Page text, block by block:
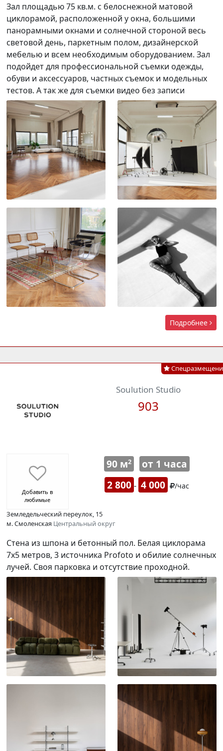
Зал площадью 75 кв.м. с белоснежной матовой
циклорамой, расположенной у окна, большими
панорамными окнами и солнечной стороной весь
световой день, паркетным полом, дизайнерской
мебелью и всем необходимым оборудованием. Зал
подойдет для профессиональной съемки одежды,
обуви и аксессуаров, частных съемок и модельных
тестов. А так же для съемки видео без записи
Подробнее
Soulution Studio
903
Добавить в
любимые
90 м2
от 1 часа
2 800 - 4 000 /час
Земледельческий переулок, 15
м. Смоленская Центральный округ
Стена из шпона и бетонный пол. Белая циклорама
7х5 метров, 3 источника Profoto и обилие солнечных
лучей. Своя парковка и отсутствие проходной.